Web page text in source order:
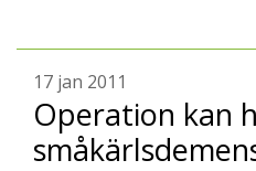
17 jan 2011
Operation kan